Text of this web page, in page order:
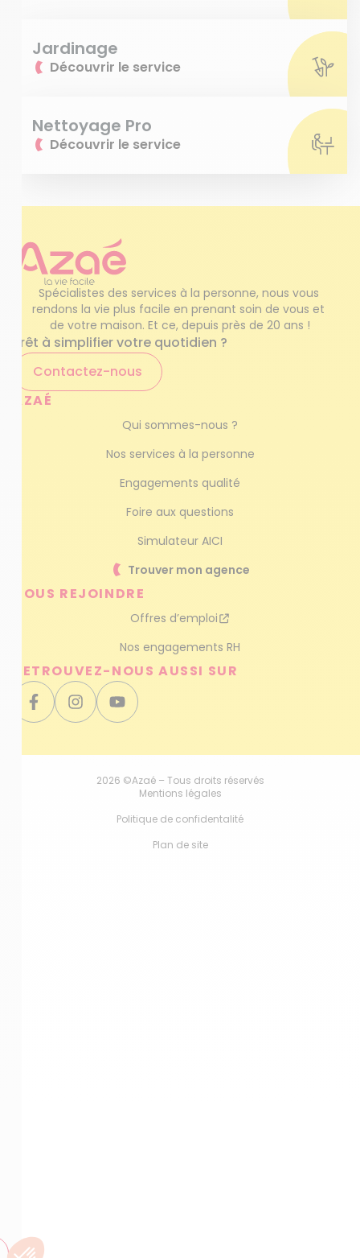
Jardinage
Découvrir le service
Nettoyage Pro
Découvrir le service
Spécialistes des services à la personne, nous vous
rendons la vie plus facile en prenant soin de vous et
de votre maison. Et ce, depuis près de 20 ans !
Prêt à simplifier votre quotidien ?
Contactez-nous
AZAÉ
Qui sommes-nous ?
Nos services à la personne
Engagements qualité
Foire aux questions
Simulateur AICI
Trouver mon agence
NOUS REJOINDRE
Offres d’emploi
Nos engagements RH
RETROUVEZ-NOUS AUSSI SUR
2026 ©Azaé – Tous droits réservés
Mentions légales
Politique de confidentalité
Plan de site